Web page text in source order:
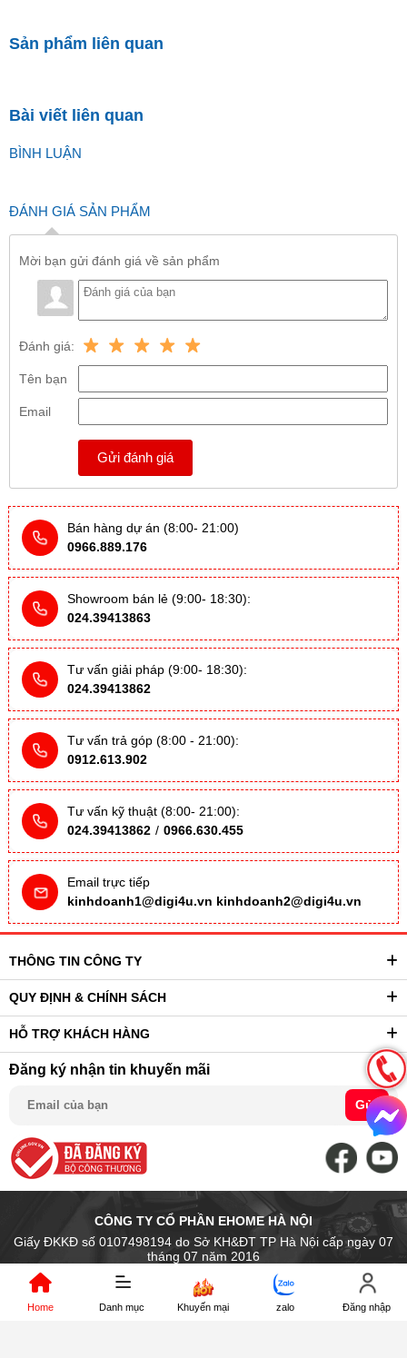
Sản phẩm liên quan
Bài viết liên quan
BÌNH LUẬN
ĐÁNH GIÁ SẢN PHẨM
Mời bạn gửi đánh giá về sản phẩm
Đánh giá:
Tên bạn
Email
Gửi đánh giá
Bán hàng dự án (8:00- 21:00)
0966.889.176
Showroom bán lẻ (9:00- 18:30):
024.39413863
Tư vấn giải pháp (9:00- 18:30):
024.39413862
Tư vấn trả góp (8:00 - 21:00):
0912.613.902
Tư vấn kỹ thuật (8:00- 21:00):
024.39413862 / 0966.630.455
Email trực tiếp
kinhdoanh1@digi4u.vn kinhdoanh2@digi4u.vn
THÔNG TIN CÔNG TY
QUY ĐỊNH & CHÍNH SÁCH
HỖ TRỢ KHÁCH HÀNG
Đăng ký nhận tin khuyến mãi
Gửi
CÔNG TY CỔ PHẦN EHOME HÀ NỘI
Giấy ĐKKĐ số 0107498194 do Sở KH&ĐT TP Hà Nội cấp ngày 07
tháng 07 năm 2016
Trụ sở chính: Số 14 Ngõ Chợ Khâm Thiên, P. Văn Miếu Quốc Tử Giám
- Tp. Hà Nội, Việt Nam
Địa điểm kinh doanh: 89 Trần Nhân Tông, P.Hai Bà Trưng, Hà Nội
Home Danh mục Khuyến mại zalo Đăng nhập